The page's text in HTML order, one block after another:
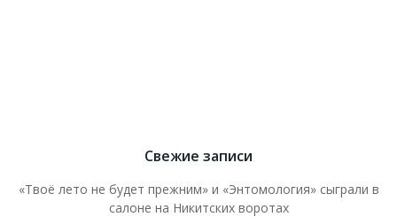
Свежие записи
«Твоё лето не будет прежним» и «Энтомология» сыграли в
салоне на Никитских воротах